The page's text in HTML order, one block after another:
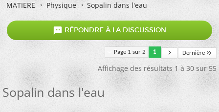
MATIERE
Physique Sopalin dans l'eau
 RÉPONDRE À LA DISCUSSION
Page 1 sur 2 1 Dernière
Affichage des résultats 1 à 30 sur 55
Sopalin dans l'eau